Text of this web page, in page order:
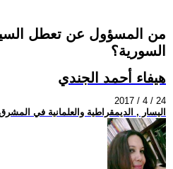
من المسؤول عن تعطل
السورية؟
هيفاء أحمد الجندي
2017 / 4 / 24
اليسار , الديمقراطية والعلمانية في